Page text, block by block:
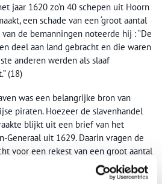
jaar 1620 zo’n 40 schepen uit Hoorn
een schade van een ‘groot aantal
de bemanningen noteerde hij : “De
deel aan land gebracht en die waren
anderen werden als slaaf
(18)
was een belangrijke bron van
piraten. Hoezeer de slavenhandel
blijkt uit een brief van het
Generaal uit 1629. Daarin vragen de
voor een rekest van een groot aantal
die de regering smeken werk te
hun echtgenoten, broers en zonen